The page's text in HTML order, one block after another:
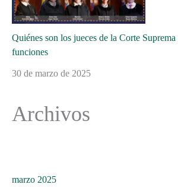
Quiénes son los jueces de la Corte
funciones
30 de marzo de 2025
Archivos
marzo 2025